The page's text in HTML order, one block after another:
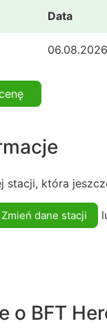
Data
06.08.2026
stacji, która
Zmień dane stacji
o BFT